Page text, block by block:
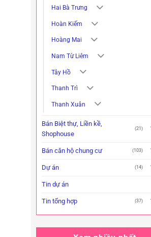
Hai Bà Trưng
Hoàn Kiếm
Hoàng Mai
Nam Từ Liêm
Tây Hồ
Thanh Trì
Thanh Xuân
Bán Biệt thự, Liền kề,
Shophouse
(21)
Bán căn hộ chung cư (103)
Dự án (14)
Tin dự án
Tin tổng hợp (37)